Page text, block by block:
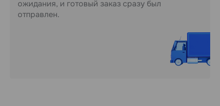
ожидания, и готовый заказ сразу был
отправлен.